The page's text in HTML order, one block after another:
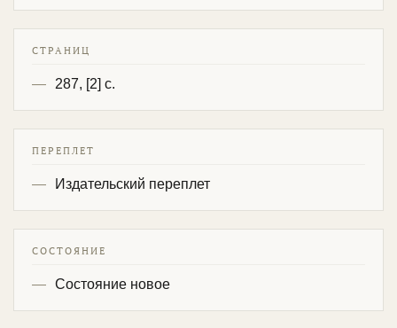
СТРАНИЦ
287, [2] с.
ПЕРЕПЛЕТ
Издательский переплет
СОСТОЯНИЕ
Состояние новое